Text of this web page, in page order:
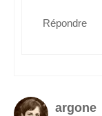
Répondre
argone